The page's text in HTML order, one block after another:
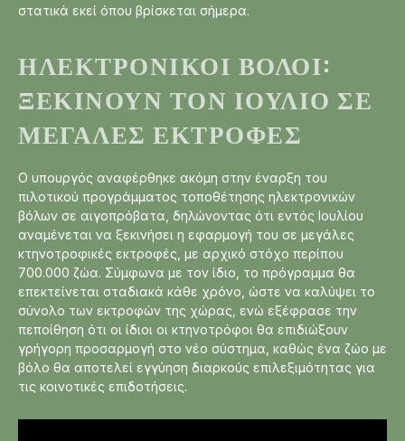
στατικά εκεί όπου βρίσκεται σήμερα.
ΗΛΕΚΤΡΟΝΙΚΟΊ ΒΌΛΟΙ:
ΞΕΚΙΝΟΎΝ ΤΟΝ ΙΟΎΛΙΟ ΣΕ
ΜΕΓΆΛΕΣ ΕΚΤΡΟΦΈΣ
Ο υπουργός αναφέρθηκε ακόμη στην έναρξη του
πιλοτικού προγράμματος τοποθέτησης ηλεκτρονικών
βόλων σε αιγοπρόβατα, δηλώνοντας ότι εντός Ιουλίου
αναμένεται να ξεκινήσει η εφαρμογή του σε μεγάλες
κτηνοτροφικές εκτροφές, με αρχικό στόχο περίπου
700.000 ζώα. Σύμφωνα με τον ίδιο, το πρόγραμμα θα
επεκτείνεται σταδιακά κάθε χρόνο, ώστε να καλύψει το
σύνολο των εκτροφών της χώρας, ενώ εξέφρασε την
πεποίθηση ότι οι ίδιοι οι κτηνοτρόφοι θα επιδιώξουν
γρήγορη προσαρμογή στο νέο σύστημα, καθώς ένα ζώο με
βόλο θα αποτελεί εγγύηση διαρκούς επιλεξιμότητας για
τις κοινοτικές επιδοτήσεις.